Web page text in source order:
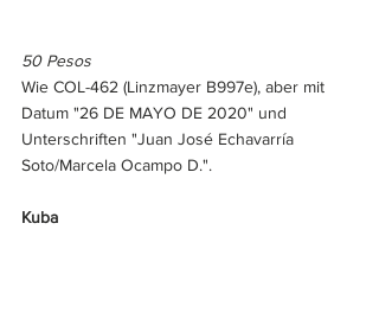
50 Pesos
Wie COL-462 (Linzmayer B997e), aber mit
Datum "26 DE MAYO DE 2020" und
Unterschriften "Juan José Echavarría
Soto/Marcela Ocampo D.".
Kuba